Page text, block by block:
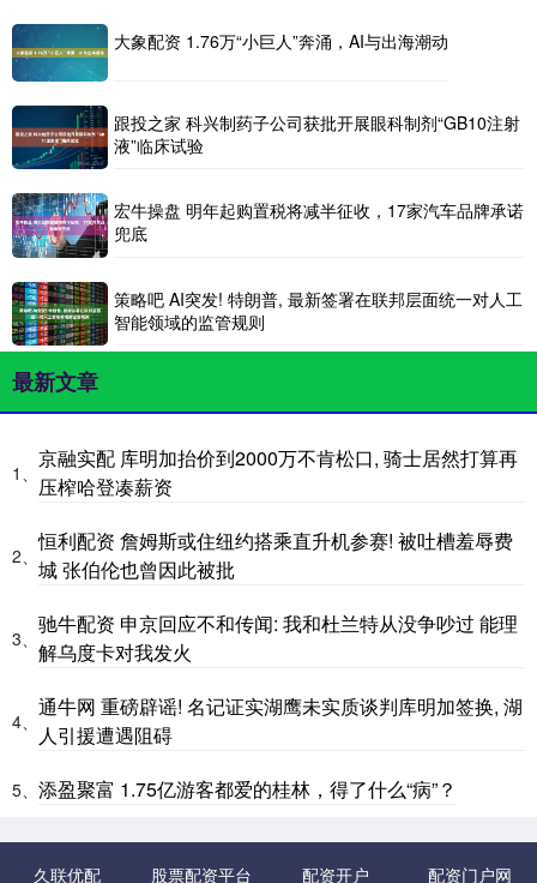
大象配资 1.76万“小巨人”奔涌，AI与出海潮动
跟投之家 科兴制药子公司获批开展眼科制剂“GB10注射
液”临床试验
宏牛操盘 明年起购置税将减半征收，17家汽车品牌承诺
兜底
策略吧 AI突发! 特朗普, 最新签署在联邦层面统一对人工
智能领域的监管规则
最新文章
1、
京融实配 库明加抬价到2000万不肯松口, 骑士居然打算再
压榨哈登凑薪资
2、
恒利配资 詹姆斯或住纽约搭乘直升机参赛! 被吐槽羞辱费
城 张伯伦也曾因此被批
3、
驰牛配资 申京回应不和传闻: 我和杜兰特从没争吵过 能理
解乌度卡对我发火
4、
通牛网 重磅辟谣! 名记证实湖鹰未实质谈判库明加签换, 湖
人引援遭遇阻碍
5、 添盈聚富 1.75亿游客都爱的桂林，得了什么“病”？
久联优配 股票配资平台 配资开户 配资门户网